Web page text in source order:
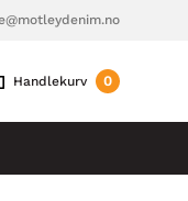
Handlekurv 0